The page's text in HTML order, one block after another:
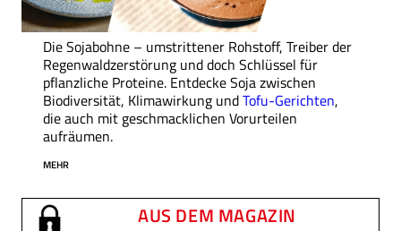
Die Sojabohne – umstrittener Rohstoff, Treiber der
Regenwaldzerstörung und doch Schlüssel für
pflanzliche Proteine. Entdecke Soja zwischen
Biodiversität, Klimawirkung undTofu-Gerichten,
die auch mit geschmacklichen Vorurteilen
aufräumen.
MEHR
AUS DEM MAGAZIN